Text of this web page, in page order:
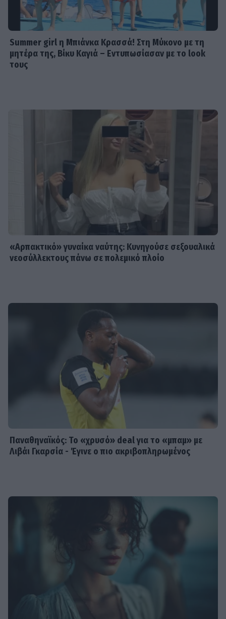
Summer girl η Μπιάνκα Κρασσά! Στη Μύκονο με τη
μητέρα της, Βίκυ Καγιά – Εντυπωσίασαν με το look
τους
«Αρπακτικό» γυναίκα ναύτης: Κυνηγούσε σεξουαλικά
νεοσύλλεκτους πάνω σε πολεμικό πλοίο
Παναθηναϊκός: Το «χρυσό» deal για το «μπαμ» με
Λιβάι Γκαρσία - Έγινε ο πιο ακριβοπληρωμένος